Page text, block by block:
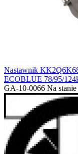
Nastawnik
ECOBLUE 78/95/
GA-10-0066 Na stanie